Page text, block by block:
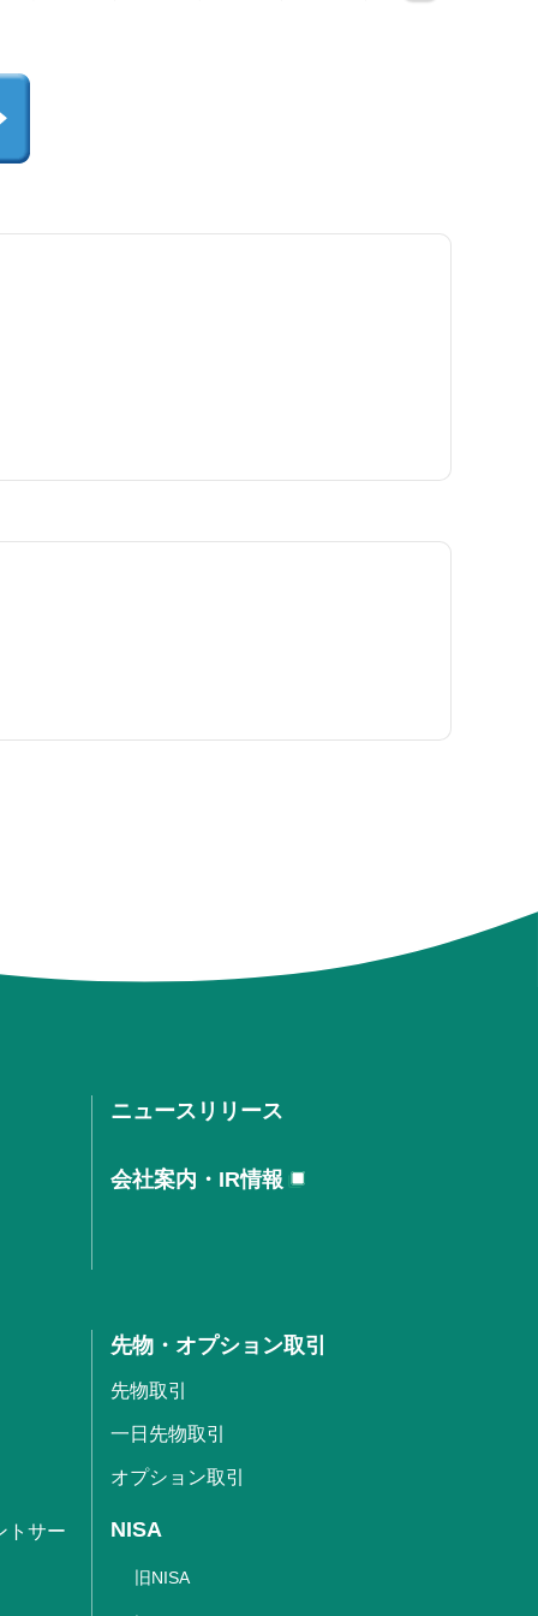
ニュースリリース
会社案内・IR情報
トサー
先物・オプション取引
先物取引
一日先物取引
オプション取引
NISA
旧NISA